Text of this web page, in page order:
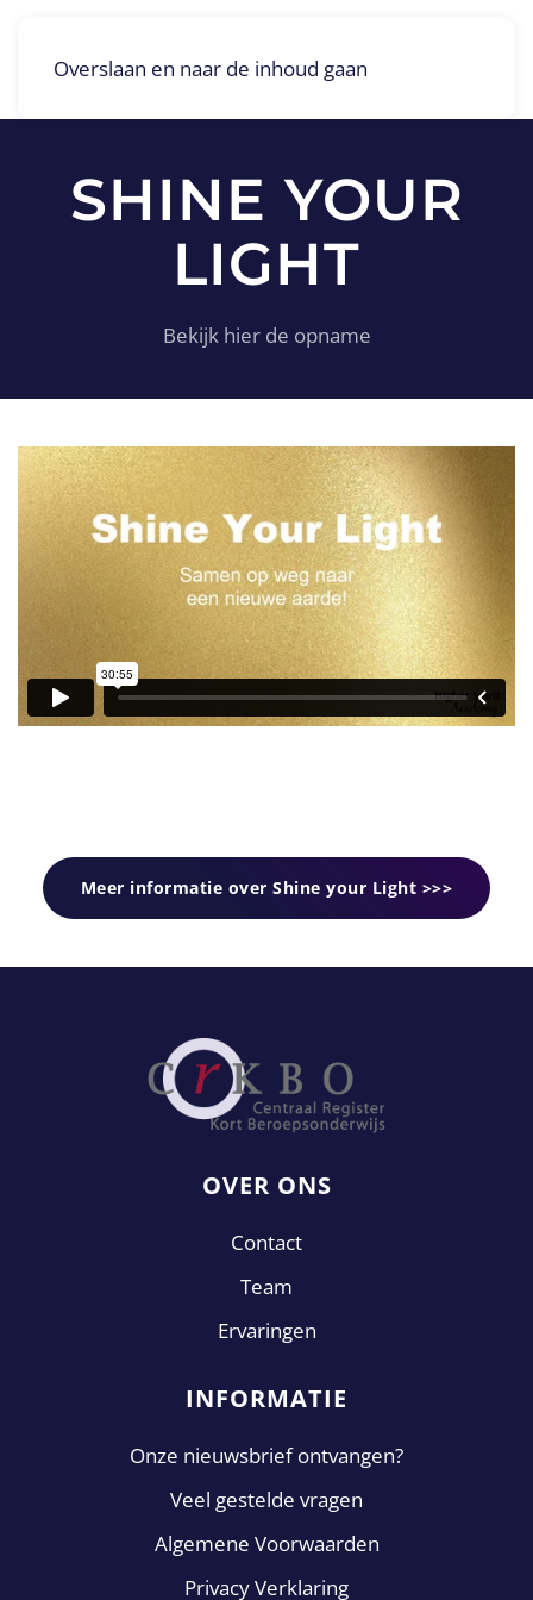
Overslaan en naar de inhoud gaan
SHINE YOUR
LIGHT
Bekijk hier de opname
Meer informatie over Shine your Light >>>
OVER ONS
Contact
Team
Ervaringen
INFORMATIE
Onze nieuwsbrief ontvangen?
Veel gestelde vragen
Algemene Voorwaarden
Privacy Verklaring